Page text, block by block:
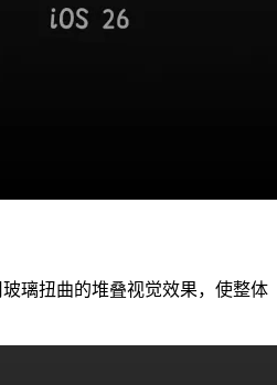
璃扭曲的堆叠视觉效果，使整体